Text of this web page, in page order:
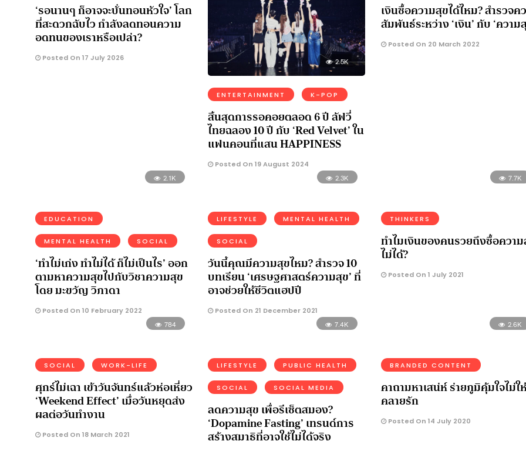
‘รอนานๆ ก็อาจจะบั่นทอนหัวใจ’ โลก
ที่สะดวกฉับไว กำลังลดทอนความ
อดทนของเราหรือเปล่า?
Posted On 17 July 2026 2.5K
ENTERTAINMENT K-POP
สิ้นสุดการรอคอยตลอด 6 ปี ลัฟวี่
ไทยฉลอง 10 ปี กับ ‘Red Velvet’ ใน
แฟนคอนที่แสน HAPPINESS
Posted On 19 August 2024
เงินซื้อความสุขได้ไหม? สำรวจค
สัมพันธ์ระหว่าง ‘เงิน’ กับ ‘ความ
Posted On 20 March 2022
2.1K
EDUCATION
MENTAL HEALTH SOCIAL
‘ทำไม่เก่ง ทำไม่ได้ ก็ไม่เป็นไร’ ออก
ตามหาความสุขไปกับวิชาความสุข
โดย มะขวัญ วิภาดา
Posted On 10 February 2022
2.3K
LIFESTYLE MENTAL HEALTH
SOCIAL
วันนี้คุณมีความสุขไหม? สำรวจ 10
บทเรียน ‘เศรษฐศาสตร์ความสุข’ ที่
อาจช่วยให้ชีวิตแฮปปี
Posted On 21 December 2021
7.7K
THINKERS
ทำไมเงินของคนรวยถึงซื้อควา
ไม่ได้?
Posted On 1 July 2021
784
SOCIAL WORK-LIFE
ศุกร์ไม่เฉา เข้าวันจันทร์แล้วห่อเหี่ยว
‘Weekend Effect’ เมื่อวันหยุดส่ง
ผลต่อวันทำงาน
Posted On 18 March 2021
7.4K
LIFESTYLE PUBLIC HEALTH
SOCIAL SOCIAL MEDIA
ลดความสุข เพื่อรีเซ็ตสมอง?
‘Dopamine Fasting’ เทรนด์การ
สร้างสมาธิที่อาจใช้ไม่ได้จริง
2.6K
BRANDED CONTENT
คาถามหาเสน่ห์ ร่ายภูมิคุ้มใจไม่ใ
คลายรัก
Posted On 14 July 2020